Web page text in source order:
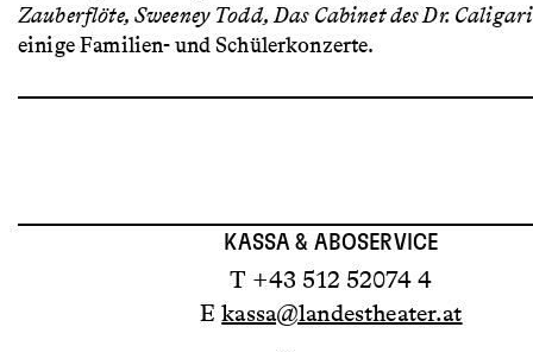
Zauberflöte, Sweeney Todd, Das Cabinet des Dr. Caligari
einige Familien- und Schülerkonzerte.
KASSA & ABOSERVICE
T +43 512 52074 4
Ekassa@landestheater.at